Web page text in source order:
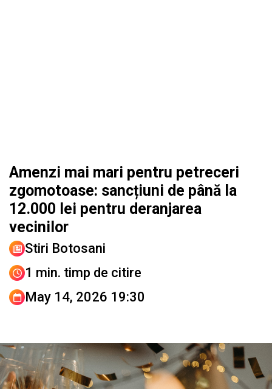
Amenzi mai mari pentru petreceri
zgomotoase: sancțiuni de până la
12.000 lei pentru deranjarea
vecinilor
Stiri Botosani
1 min. timp de citire
May 14, 2026 19:30